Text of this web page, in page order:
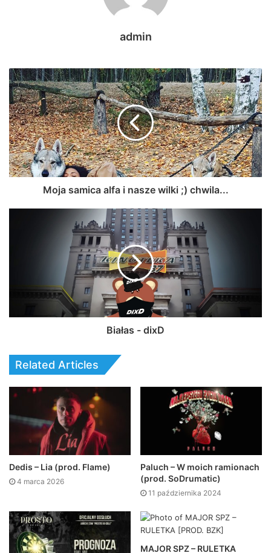
admin
Moja samica alfa i nasze wilki ;) chwila...
Białas - dixD
Related Articles
Dedis – Lia (prod. Flame)
4 marca 2026
Paluch – W moich ramionach
(prod. SoDrumatic)
11 października 2024
MAJOR SPZ – RULETKA